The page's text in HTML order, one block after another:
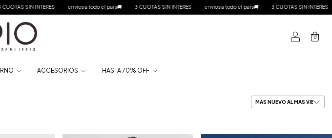
envios a todo el pais🚚 3 CUOTAS SIN INTERES envios a todo el pais🚚 3 CUOTAS SIN INTERES envios a todo el
0
ACCESORIOS HASTA 70% OFF